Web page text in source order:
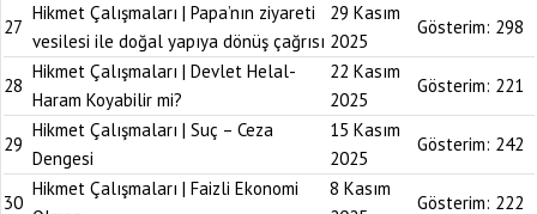
27
Hikmet Çalışmaları | Papa’nın ziyareti
vesilesi ile doğal yapıya dönüş çağrısı
29 Kasım
2025
Gösterim: 298
28
Hikmet Çalışmaları | Devlet Helal-
Haram Koyabilir mi?
22 Kasım
2025
Gösterim: 221
29
Hikmet Çalışmaları | Suç – Ceza
Dengesi
15 Kasım
2025
Gösterim: 242
30
Hikmet Çalışmaları | Faizli Ekonomi
8 Kasım
Gösterim: 222